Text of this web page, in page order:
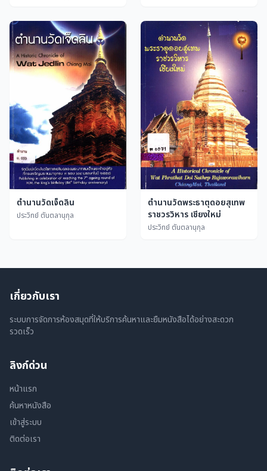
ตำนานวัดเจ็ดลิน
ประวิทย์ ตันตลานุกุล
ตำนานวัดพระธาตุดอยสุเทพ
ราชวรวิหาร เชียงใหม่
ประวิทย์ ตันตลานุกุล
เกี่ยวกับเรา
ระบบการจัดการห้องสมุดที่ให้บริการค้นหาและยืมหนังสือได้อย่างสะดวก
รวดเร็ว
ลิงก์ด่วน
หน้าแรก
ค้นหาหนังสือ
เข้าสู่ระบบ
ติดต่อเรา